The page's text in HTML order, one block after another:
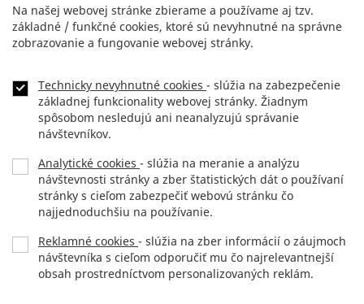
Na našej webovej stránke zbierame a používame aj tzv.
základné / funkčné cookies, ktoré sú nevyhnutné na správne
zobrazovanie a fungovanie webovej stránky.
Technicky nevyhnutné cookies - slúžia na zabezpečenie
základnej funkcionality webovej stránky. Žiadnym
spôsobom nesledujú ani neanalyzujú správanie
návštevníkov.
Analytické cookies - slúžia na meranie a analýzu
návštevnosti stránky a zber štatistických dát o používaní
stránky s cieľom zabezpečiť webovú stránku čo
najjednoduchšiu na používanie.
Reklamné cookies - slúžia na zber informácií o záujmoch
návštevníka s cieľom odporučiť mu čo najrelevantnejší
obsah prostredníctvom personalizovaných reklám.